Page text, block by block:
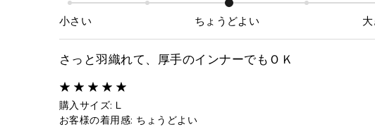
小さい ちょうどよい
さっと羽織れて、厚手のインナーでもＯＫ
購入サイズ: L
お客様の着用感: ちょうどよい